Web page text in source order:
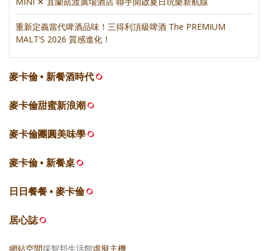
重新定義當代啤酒品味！三得利頂級啤酒 The PREMIUM
MALT’S 2026 質感進化！
麥卡倫 • 新餐酒時代
麥卡倫甜蜜新浪潮
麥卡倫團圓美味學
麥卡倫 • 新餐桌
日日餐餐 • 麥卡倫
居心誌
網站空間採智邦生活館虛擬主機